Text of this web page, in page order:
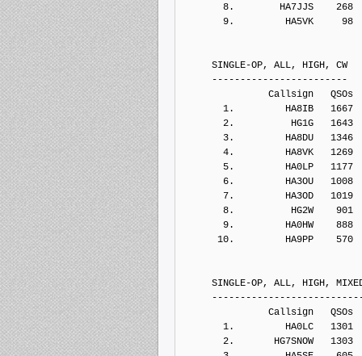
8.        HA7JJS    268
9.         HA5VK     98
SINGLE-OP, ALL, HIGH, CW
------------------------
Callsign   QSOs  Points
1.         HA8IB   1667
2.          HG1G   1643
3.         HA8DU   1346
4.         HA8VK   1269
5.         HA0LP   1177
6.         HA3OU   1008
7.         HA3OD   1019
8.          HG2W    901
9.         HA0HW    888
10.         HA9PP    570
SINGLE-OP, ALL, HIGH,
Callsign   QSOs  Points
1.         HA0LC   1301
2.       HG7SNOW   1303